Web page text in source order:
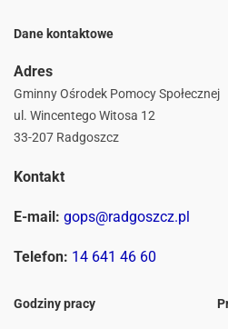
Dane kontaktowe
Adres
Gminny Ośrodek Pomocy Społecznej
ul. Wincentego Witosa 12
33-207 Radgoszcz
Kontakt
E-mail: gops@radgoszcz.pl
Telefon: 14 641 46 60
Godziny pracy